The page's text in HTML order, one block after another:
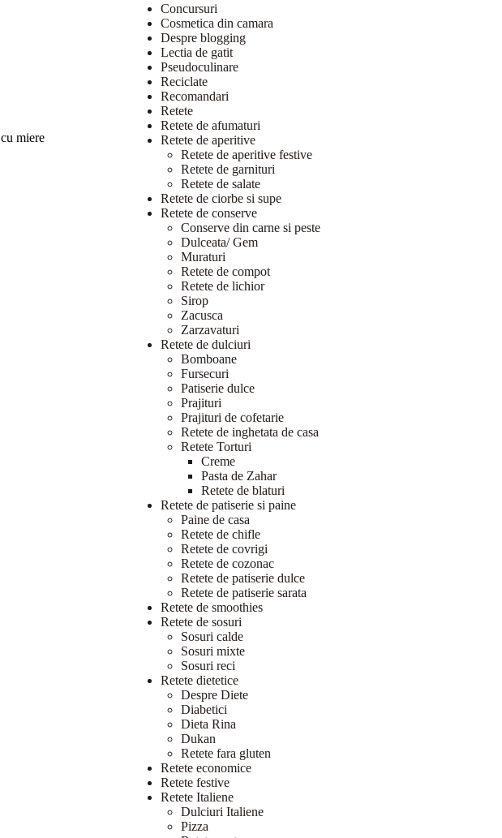
miere
Concursuri
Cosmetica din camara
Despre blogging
Lectia de gatit
Pseudoculinare
Reciclate
Recomandari
Retete
Retete de afumaturi
Retete de aperitive
Retete de aperitive festive
Retete de garnituri
Retete de salate
Retete de ciorbe si supe
Retete de conserve
Conserve din carne si peste
Dulceata/ Gem
Muraturi
Retete de compot
Retete de lichior
Sirop
Zacusca
Zarzavaturi
Retete de dulciuri
Bomboane
Fursecuri
Patiserie dulce
Prajituri
Prajituri de cofetarie
Retete de inghetata de casa
Retete Torturi
Creme
Pasta de Zahar
Retete de blaturi
Retete de patiserie si paine
Paine de casa
Retete de chifle
Retete de covrigi
Retete de cozonac
Retete de patiserie dulce
Retete de patiserie sarata
Retete de smoothies
Retete de sosuri
Sosuri calde
Sosuri mixte
Sosuri reci
Retete dietetice
Despre Diete
Diabetici
Dieta Rina
Dukan
Retete fara gluten
Retete economice
Retete festive
Retete Italiene
Dulciuri Italiene
Pizza